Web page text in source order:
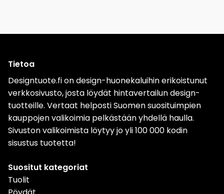
Tietoa
Designtuote.fi on design-huonekaluihin erikoistunut
verkkosivusto, josta löydät hintavertailun design-
tuotteille. Vertaat helposti Suomen suosituimpien
kauppojen valikoimia pelkästään yhdellä haulla.
Sivuston valikoimista löytyy jo yli 100 000 kodin
sisustus tuotetta!
Suositut kategoriat
Tuolit